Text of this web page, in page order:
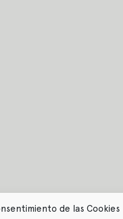
de las Cookies